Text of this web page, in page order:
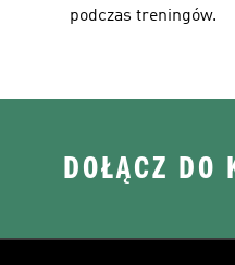
podczas treningów.
DOŁĄCZ DO